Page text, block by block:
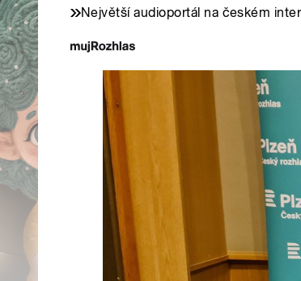
Největší audioportál na českém